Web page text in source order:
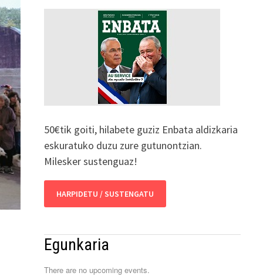
50€tik goiti, hilabete guziz Enbata aldizkaria
eskuratuko duzu zure gutunontzian.
Milesker sustenguaz!
HARPIDETU / SUSTENGATU
Egunkaria
There are no upcoming events.